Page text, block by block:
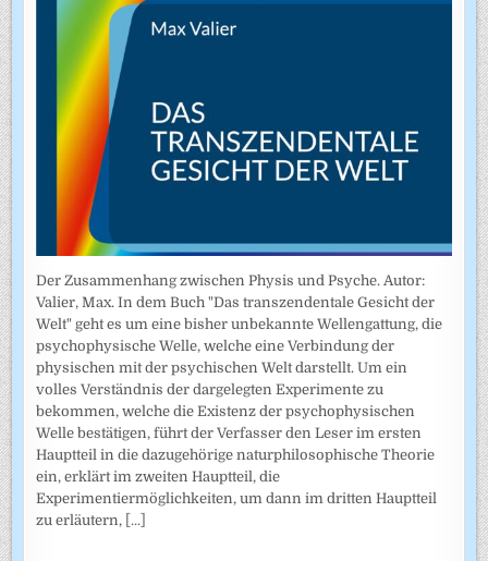
Der Zusammenhang zwischen Physis und Psyche. Autor:
Valier, Max. In dem Buch "Das transzendentale Gesicht der
Welt" geht es um eine bisher unbekannte Wellengattung, die
psychophysische Welle, welche eine Verbindung der
physischen mit der psychischen Welt darstellt. Um ein
volles Verständnis der dargelegten Experimente zu
bekommen, welche die Existenz der psychophysischen
Welle bestätigen, führt der Verfasser den Leser im ersten
Hauptteil in die dazugehörige naturphilosophische Theorie
ein, erklärt im zweiten Hauptteil, die
Experimentiermöglichkeiten, um dann im dritten Hauptteil
zu erläutern, [...]